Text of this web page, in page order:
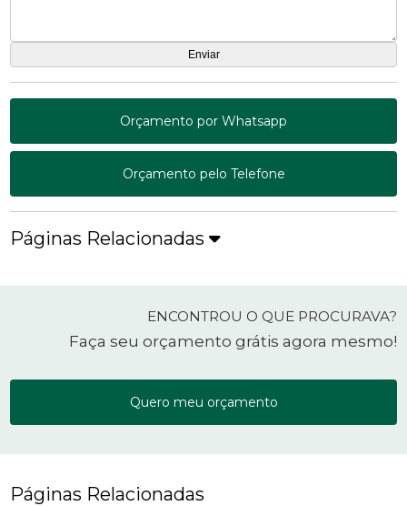
Orçamento por Whatsapp
Orçamento pelo Telefone
Páginas Relacionadas
ENCONTROU O QUE PROCURAVA?
Faça seu orçamento grátis agora mesmo!
Quero meu orçamento
Páginas Relacionadas